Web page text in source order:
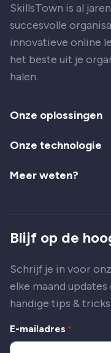
SkillsTown is al
succesvolle
innovatieve online
het beste uit je
halen.
Onze oplossingen
Onze technologie
Meer weten?
Blijf op de
Schrijf je in voor
elke maand
handige tips &
E-mailadres *